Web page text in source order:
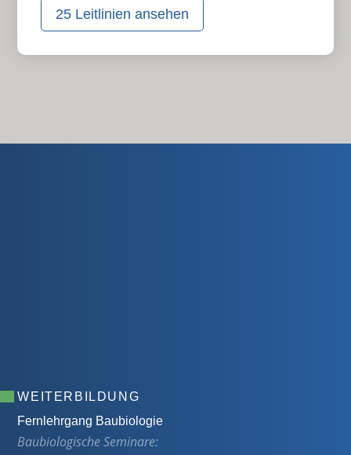
25 Leitlinien ansehen
WEITERBILDUNG
Fernlehrgang Baubiologie
Baubiologische Seminare: